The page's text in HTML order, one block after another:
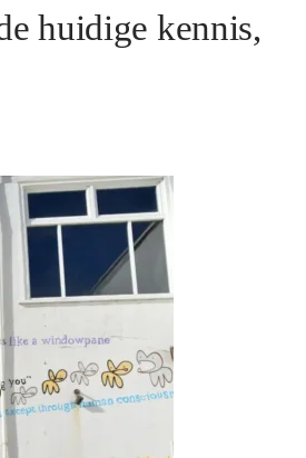
huidige kennis,